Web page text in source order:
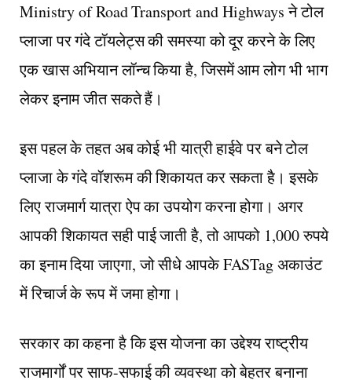
Ministry of Road Transport and Highways ने टोल
प्लाजा पर गंदे टॉयलेट्स की समस्या को दूर करने के लिए
एक खास अभियान लॉन्च किया है, जिसमें आम लोग भी भाग
लेकर इनाम जीत सकते हैं।
इस पहल के तहत अब कोई भी यात्री हाईवे पर बने टोल
प्लाजा के गंदे वॉशरूम की शिकायत कर सकता है। इसके
लिए राजमार्ग यात्रा ऐप का उपयोग करना होगा। अगर
आपकी शिकायत सही पाई जाती है, तो आपको 1,000 रुपये
का इनाम दिया जाएगा, जो सीधे आपके FASTag अकाउंट
में रिचार्ज के रूप में जमा होगा।
सरकार का कहना है कि इस योजना का उद्देश्य राष्ट्रीय
राजमार्गों पर साफ-सफाई की व्यवस्था को बेहतर बनाना